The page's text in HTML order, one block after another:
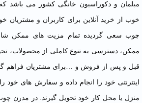
مبلمان و دکوراسیون خانگی کشور می باشد
خوب از خرید آنلاین برای کاربران و مشتریان
چوب سعی گردیده تمام مزیت های ممکن
ممکن، دسترسی به تنوع کاملی از محصولات،
قبل و پس از فروش و …برای مشتریان فراهم
اینترنتی خود را انجام داده و سفارش های خود
منزل یا محل کار خود تحویل گیرند. در مدرن